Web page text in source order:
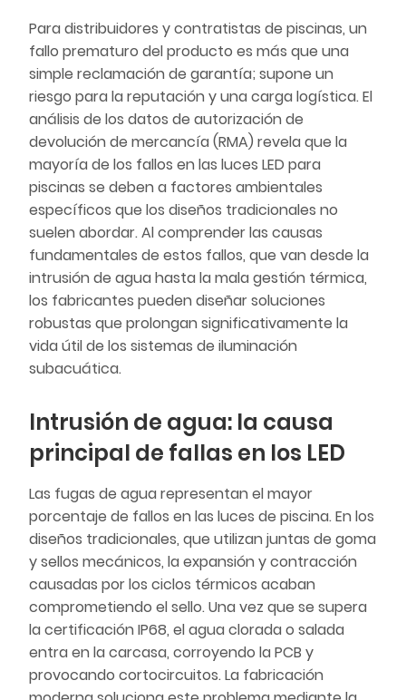
Para distribuidores y contratistas de piscinas, un
fallo prematuro del producto es más que una
simple reclamación de garantía; supone un
riesgo para la reputación y una carga logística. El
análisis de los datos de autorización de
devolución de mercancía (RMA) revela que la
mayoría de los fallos en las luces LED para
piscinas se deben a factores ambientales
específicos que los diseños tradicionales no
suelen abordar. Al comprender las causas
fundamentales de estos fallos, que van desde la
intrusión de agua hasta la mala gestión térmica,
los fabricantes pueden diseñar soluciones
robustas que prolongan significativamente la
vida útil de los sistemas de iluminación
subacuática.
Intrusión de agua: la causa
principal de fallas en los LED
Las fugas de agua representan el mayor
porcentaje de fallos en las luces de piscina. En los
diseños tradicionales, que utilizan juntas de goma
y sellos mecánicos, la expansión y contracción
causadas por los ciclos térmicos acaban
comprometiendo el sello. Una vez que se supera
la certificación IP68, el agua clorada o salada
entra en la carcasa, corroyendo la PCB y
provocando cortocircuitos. La fabricación